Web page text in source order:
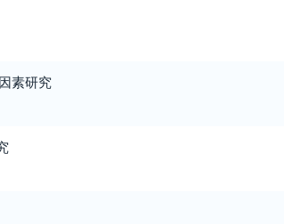
素研究